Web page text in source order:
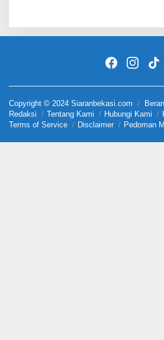
Copyright © 2024 Siaranbekasi.com
Redaksi
Tentang Kami Hubungi Kami
Terms of Service
Disclaimer Pedoman